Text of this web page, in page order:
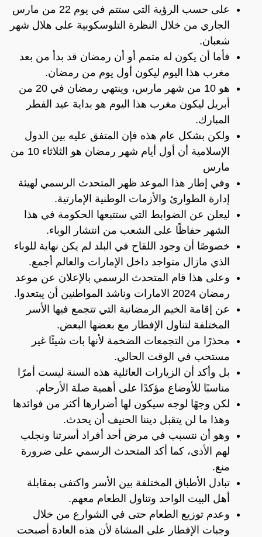
على حسب الرؤية التي ستتم في يوم 22 من مارس
الجاري من خلال النظرة التلوسكوبية على هلال شهر
شعبان.
فأما أن يكون له متمم أو أن رمضان قد بدأ من بعد
مغرب هذا اليوم ليكون أول يوم من رمضان.
هو 10 من شهر مارس، وينتهي رمضان في 20 من
أبريل ليكون مغرب هذا اليوم هو بداية عيد الفطر
المبارك.
ولكن بشكل عام هذه فإن المتفق عليه بين الدول
الإسلامية أن أول أيام شهر رمضان هو الثلاثاء 10 من
مارس
وفي إطار هذا الموعد ظهر المتحدث الرسمي لهيئة
إدارة الطوارئ والأزمات الوطنية الإمارتية.
ليعلن عن الضوابط التي ستتبعها الحكومة في هذا
الشهر حفاظًا على الشعب من انتشار الوباء.
خصوصًا أن وجود اللقاح في البلد لم يكن نهاية للوباء
الذي مازال متواجد داخل الإمارات والعالم أجمع.
وعلى هذا قام المتحدث الرسمي بالإعلان عن موعد
رمضان 2024 الامارات وناشد المواطنين أن يبتعدوا.
عن إقامة الخيم الرمضانية التي تتجمع فيها الأسر
المختلفة لتناول الإفطار مع بعضها البعض.
محذرًا من التجمعات الضخمة لأنها بات شيئًا غير
مستحب في الوقت الحالي.
بل وأكد أن الزيارات العائلية هذه السنة ليست أمرًا
مناسبًا للأوضاع مؤكدًا على أهمية صلة الأرحام.
لكن وجهًا لوجه سيكون لها أضرارها أكثر من فوائدها
وهذا ما لن يتقبل ديننا الحنيف أن يحدث.
وهو أن نتسبب في مرض أحد أفراد أسرتنا ونجلب
لهم الأذى، كما أكد المتحدث الرسمي على ضرورة
منع.
تبادل الأطباق المختلفة بين الأسر واكتفى بمقابلة
أهل البيت الواحد وتناول الطعام معهم.
وعدم توزيع الطعام حتى في الشوارع من خلال
وجبات الإفطار على المشاة لأن هذه العادة أصبحت